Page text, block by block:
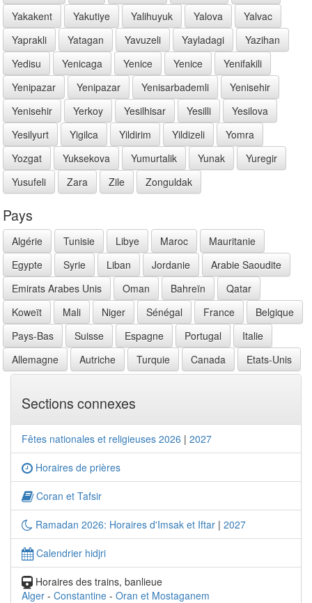
Yakakent
Yakutiye Yalihuyuk Yalova
Yalvac
Yaprakli
Yatagan Yavuzeli Yayladagi
Yazihan
Yedisu
Yenicaga Yenice Yenice
Yenifakili
Yenipazar
Yenipazar Yenisarbademli
Yenisehir
Yenisehir
Yerkoy Yesilhisar Yesilli
Yesilova
Yesilyurt
Yigilca Yildirim Yildizeli
Yomra
Yozgat
Yuksekova Yumurtalik Yunak
Yuregir
Yusufeli
Zara Zile Zonguldak
Pays
Algérie Tunisie Libye Maroc
Mauritanie
Egypte
Syrie Liban Jordanie
Arabie Saoudite
Emirats Arabes Unis
Oman Bahreïn
Qatar
Koweït
Mali Niger Sénégal France
Belgique
Pays-Bas
Suisse Espagne Portugal
Italie
Allemagne
Autriche Turquie Canada Etats-Unis
Sections connexes
Fêtes nationales et religieuses 2026 | 2027
Horaires de prières
Coran et Tafsir
Ramadan 2026: Horaires d'Imsak et Iftar | 2027
Calendrier hidjri
Horaires des trains, banlieue
Alger - Constantine - Oran et Mostaganem